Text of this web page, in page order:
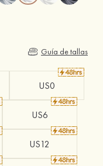
Guía de tallas
US0
US6
US12